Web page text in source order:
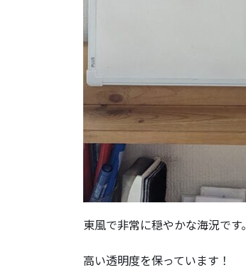
東風で非常に穏やかな海況です。
高い透明度を保っています！